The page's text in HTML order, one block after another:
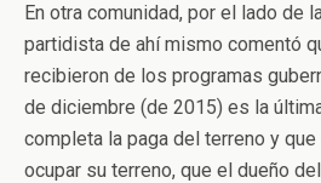
En otra comunidad, por el lado de
partidista de ahí mismo comentó
recibieron de los programas
de diciembre (de 2015) es la
completa la paga del terreno y
ocupar su terreno, que el dueño